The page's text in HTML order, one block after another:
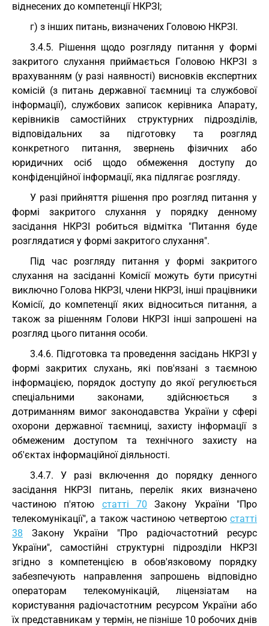
віднесених до компетенції НКРЗІ;
г) з інших питань, визначених Головою НКРЗІ.
3.4.5. Рішення щодо розгляду питання у формі
закритого слухання приймається Головою НКРЗІ з
врахуванням (у разі наявності) висновків експертних
комісій (з питань державної таємниці та службової
інформації), службових записок керівника Апарату,
керівників самостійних структурних підрозділів,
відповідальних за підготовку та розгляд
конкретного питання, звернень фізичних або
юридичних осіб щодо обмеження доступу до
конфіденційної інформації, яка підлягає розгляду.
У разі прийняття рішення про розгляд питання у
формі закритого слухання у порядку денному
засідання НКРЗІ робиться відмітка "Питання буде
розглядатися у формі закритого слухання".
Під час розгляду питання у формі закритого
слухання на засіданні Комісії можуть бути присутні
виключно Голова НКРЗІ, члени НКРЗІ, інші працівники
Комісії, до компетенції яких відноситься питання, а
також за рішенням Голови НКРЗІ інші запрошені на
розгляд цього питання особи.
3.4.6. Підготовка та проведення засідань НКРЗІ у
формі закритих слухань, які пов'язані з таємною
інформацією, порядок доступу до якої регулюється
спеціальними законами, здійснюється з
дотриманням вимог законодавства України у сфері
охорони державної таємниці, захисту інформації з
обмеженим доступом та технічного захисту на
об'єктах інформаційної діяльності.
3.4.7. У разі включення до порядку денного
засідання НКРЗІ питань, перелік яких визначено
частиною п'ятою статті 70 Закону України "Про
телекомунікації", а також частиною четвертою статті
38 Закону України "Про радіочастотний ресурс
України", самостійні структурні підрозділи НКРЗІ
згідно з компетенцією в обов'язковому порядку
забезпечують направлення запрошень відповідно
операторам телекомунікацій, ліцензіатам на
користування радіочастотним ресурсом України або
їх представникам у термін, не пізніше 10 робочих днів